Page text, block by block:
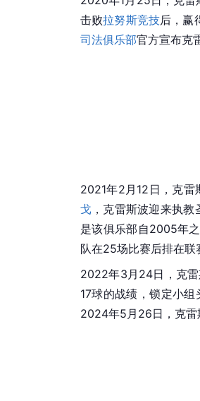
击败拉努斯竞技后，赢
司法俱乐部官方宣布克
2021年2月12日，克雷
戈 ，克雷斯波迎来执教
是该俱乐部自2005年
队在25场比赛后排在
2022年3月24日，克
17球的战绩，锁定小组
2024年5月26日，克雷